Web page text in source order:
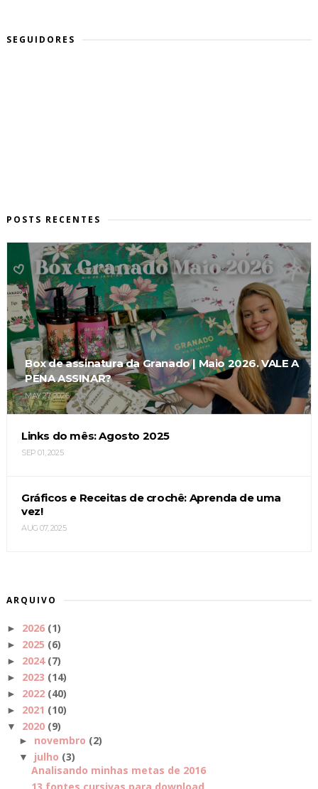
SEGUIDORES
POSTS RECENTES
Box de assinatura da Granado | Maio 2026. VALE A
PENA ASSINAR?
MAY 27, 2026
Links do mês: Agosto 2025
SEP 01, 2025
Gráficos e Receitas de crochê: Aprenda de uma
vez!
AUG 07, 2025
ARQUIVO
► 2026 (1)
► 2025 (6)
► 2024 (7)
► 2023 (14)
► 2022 (40)
► 2021 (10)
▼ 2020 (9)
► novembro (2)
▼ julho (3)
Analisando minhas metas de 2016